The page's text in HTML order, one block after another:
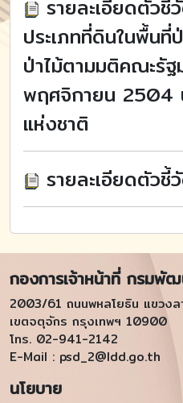
รายละเอียดตัวชี้
ประเภทที่ดินในพื้นที่
ป่าไม้ตามมติคณะรั
พฤศจิกายน 2504
แห่งชาติ
รายละเอียดตัวชี้
กองการเจ้าหน้าที่ กรมพั
2003/61 ถนนพหลโยธิน แขวงล
เขตจตุจักร กรุงเทพฯ 10900
โทร. 02-941-2142
E-Mail : psd_2@ldd.go.th
นโยบาย